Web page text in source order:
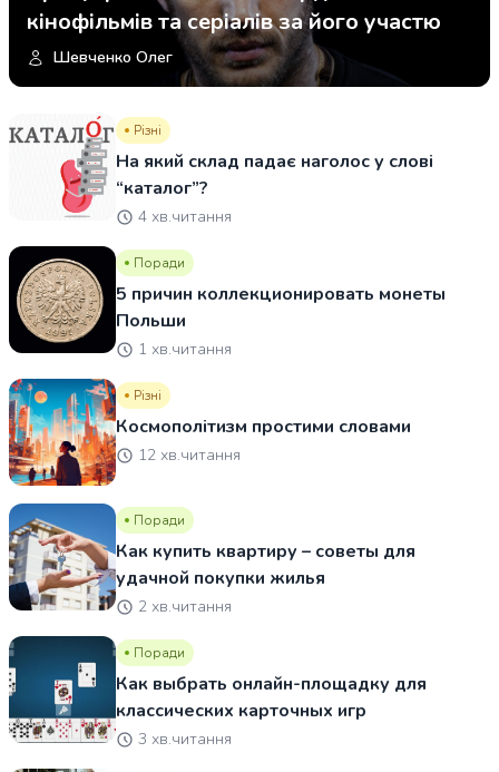
кінофільмів та серіалів за його участю
Шевченко Олег
Різні
На який склад падає наголос у слові
“каталог”?
4 хв.читання
Поради
5 причин коллекционировать монеты
Польши
1 хв.читання
Різні
Космополітизм простими словами
12 хв.читання
Поради
Как купить квартиру – советы для
удачной покупки жилья
2 хв.читання
Поради
Как выбрать онлайн-площадку для
классических карточных игр
3 хв.читання